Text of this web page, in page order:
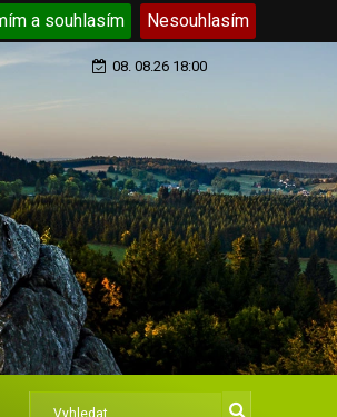
a souhlasím Nesouhlasím
08. 08.26 18:00